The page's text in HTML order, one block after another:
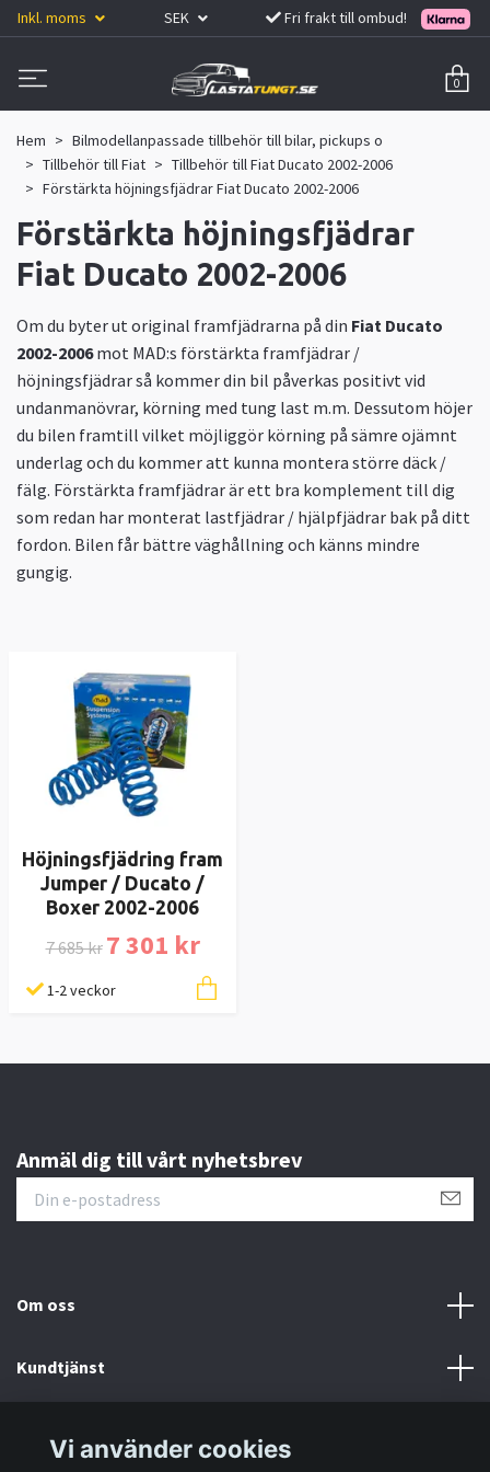
Inkl. moms SEK Fri frakt till ombud!
0
Hem
Bilmodellanpassade tillbehör till bilar, pickups o
Tillbehör till Fiat
Tillbehör till Fiat Ducato 2002-2006
Förstärkta höjningsfjädrar Fiat Ducato 2002-2006
Förstärkta höjningsfjädrar
Fiat Ducato 2002-2006
Om du byter ut original framfjädrarna på din Fiat Ducato
2002-2006 mot MAD:s förstärkta framfjädrar /
höjningsfjädrar så kommer din bil påverkas positivt vid
undanmanövrar, körning med tung last m.m. Dessutom höjer
du bilen framtill vilket möjliggör körning på sämre ojämnt
underlag och du kommer att kunna montera större däck /
fälg. Förstärkta framfjädrar är ett bra komplement till dig
som redan har monterat lastfjädrar / hjälpfjädrar bak på ditt
fordon. Bilen får bättre väghållning och känns mindre
gungig.
Höjningsfjädring fram
Jumper / Ducato /
Boxer 2002-2006
7 685 kr 7 301 kr
1-2 veckor
Anmäl dig till vårt nyhetsbrev
Om oss
Kundtjänst
Vi använder cookies